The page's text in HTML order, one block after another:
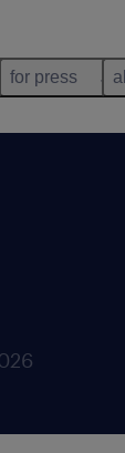
for press